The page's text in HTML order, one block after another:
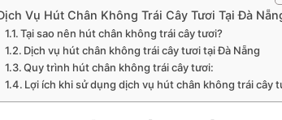
Vụ Hút Chân Không Trái Cây Tươi Tại Đà
Tại sao nên hút chân không trái cây tươi?
Dịch vụ hút chân không trái cây tươi tại Đà Nẵng
Quy trình hút chân không trái cây tươi:
Lợi ích khi sử dụng dịch vụ hút chân không trái cây